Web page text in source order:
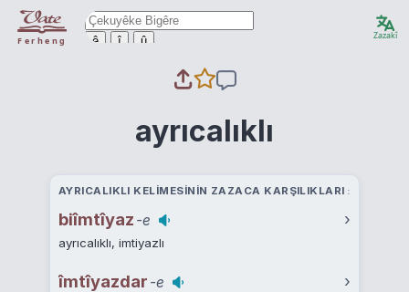
Ferheng ê î û Zazakî
ayrıcalıklı
AYRICALIKLI KELIMESININ ZAZACA KARŞILIKLARI
biîmtîyaz -e ›
ayrıcalıklı, imtiyazlı
îmtîyazdar -e ›